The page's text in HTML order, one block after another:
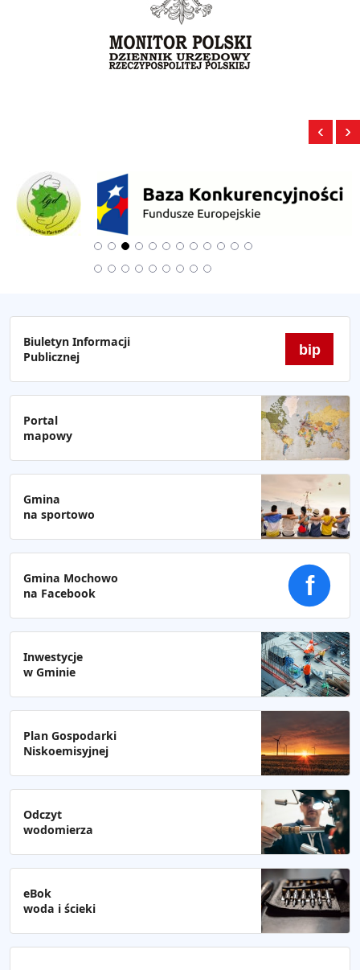
‹ ›
Biuletyn Informacji
Publicznej
bip
Portal
mapowy
Gmina
na sportowo
Gmina Mochowo
na Facebook
f
Inwestycje
w Gminie
Plan Gospodarki
Niskoemisyjnej
Odczyt
wodomierza
eBok
woda i ścieki